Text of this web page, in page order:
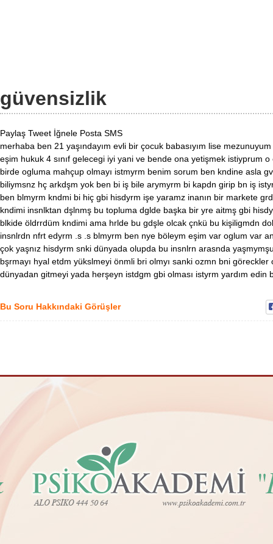
güvensizlik
Paylaş Tweet İğnele Posta SMS
merhaba ben 21 yaşındayım evli bir çocuk babasıyım lise
eşim hukuk 4 sınıf gelecegi iyi yani ve bende ona yetişmek istiyprum
birde ogluma mahçup olmayı istmyrm benim sorum ben kndine asla
biliymsnz hç arkdşm yok ben bi iş bile arymyrm bi kapdn girip bn iş
ben blmyrm kndmi bi hiç gbi hisdyrm işe yaramz inanın bir markete
kndimi insnlktan dşlnmş bu topluma dglde başka bir yre aitmş gbi
blkide öldrrdüm kndimi ama hrlde bu gdşle olcak çnkü bu kişiligmdn
insnlrdn nfrt edyrm .s .s blmyrm ben nye böleym eşim var oglum var
çok yaşnız hisdyrm snki dünyada olupda bu insnlrn arasnda
bşrmayı hyal etdm yükslmeyi önmli bri olmyı sanki ozmn bni
dünyadan gitmeyi yada herşeyn istdgm gbi olması istyrm yardım edin
Bu Soru Hakkındaki Görüşler